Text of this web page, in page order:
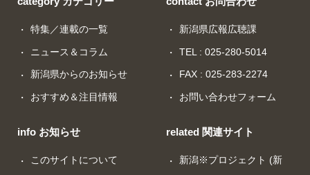
特集／連載の一覧
ニュース＆コラム
新潟県からのお知らせ
おすすめ＆注目情報
info お知らせ
このサイトについて
新潟県広報広聴課
TEL : 025-280-5014
FAX : 025-283-2274
お問い合わせフォーム
related 関連サイト
新潟※プロジェクト (新